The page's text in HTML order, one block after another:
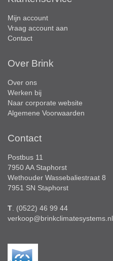
Mijn account
Vraag account aan
Contact
Over Brink
Over ons
Werken bij
Naar corporate website
Algemene Voorwaarden
Contact
Postbus 11
7950 AA Staphorst
Wethouder Wassebaliestraat 8
7951 SN Staphorst
T . (0522) 46 99 44
verkoop@brinkclimatesystems.nl